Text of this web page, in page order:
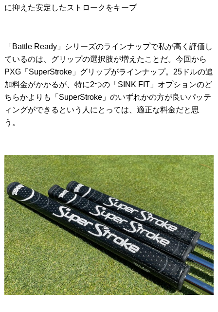
に抑えた安定したストロークをキープ
「Battle Ready」シリーズのラインナップで私が高く評価し
ているのは、グリップの選択肢が増えたことだ。今回から
PXG「SuperStroke」グリップがラインナップ。25ドルの追
加料金がかかるが、特に2つの「SINK FIT」オプションのど
ちらかよりも「SuperStroke」のいずれかの方が良いパッテ
ィングができるという人にとっては、適正な料金だと思
う。